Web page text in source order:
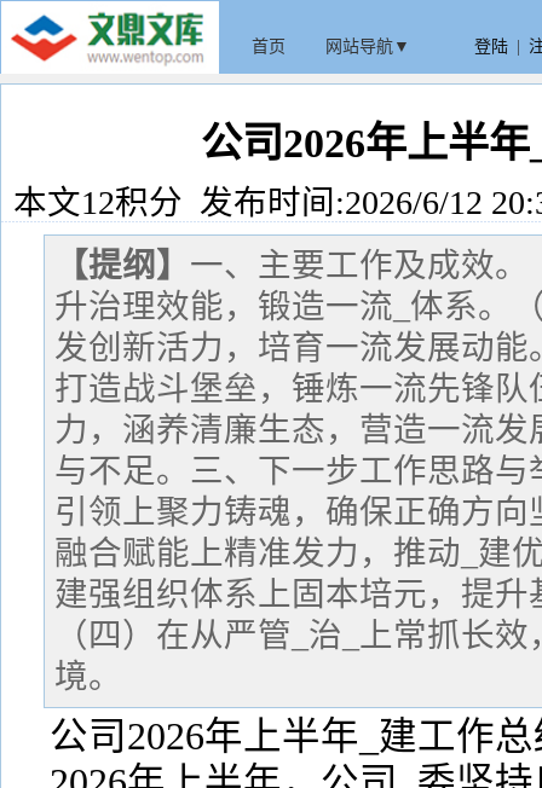
首页 网站导航▼ 登陆
公司2026年上半
本文12积分 发布时间:2026/6/12
【提纲】 一、主要工作及成效
升治理效能，锻造一流_体系。
发创新活力，培育一流发展动
打造战斗堡垒，锤炼一流先锋
力，涵养清廉生态，营造一流
与不足。三、下一步工作思路
引领上聚力铸魂，确保正确方
融合赋能上精准发力，推动_建
建强组织体系上固本培元，提升
（四）在从严管_治_上常抓长
境。
公司2026年上半年_建工作